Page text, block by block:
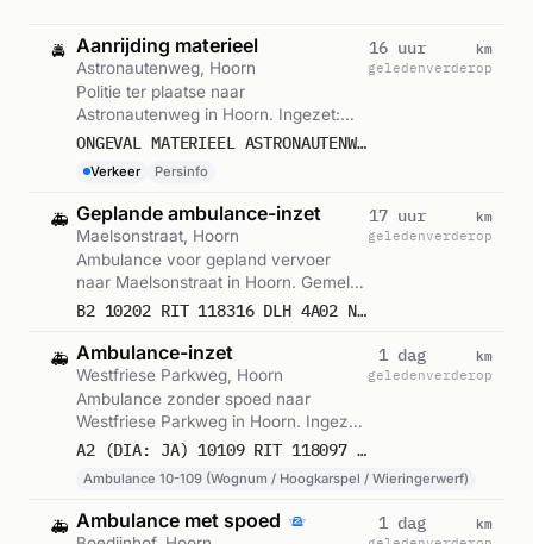
🚔 Aanrijding materieel
Astronautenweg, Hoorn
Politie ter plaatse naar
Astronautenweg in Hoorn. Ingezet:
Persinfo. Gemeld om 15:45.
ONGEVAL MATERIEEL ASTRONAUTENWEG HOORN NH
Verkeer Persinfo
16 uur
geleden
km
verderop
🚑 Geplande ambulance-inzet
Maelsonstraat, Hoorn
Ambulance voor gepland vervoer
naar Maelsonstraat in Hoorn. Gemeld
om 14:58.
B2 10202 RIT 118316 DLH 4A02 NEUROLOGIE MAELSONSTRAAT HOORN NH
17 uur
geleden
km
verderop
🚑 Ambulance-inzet
Westfriese Parkweg, Hoorn
Ambulance zonder spoed naar
Westfriese Parkweg in Hoorn. Ingezet:
Ambulance 10-109 (Wognum /
om 05:56.
A2 (DIA: JA) 10109 RIT 118097 VAN DER VALK HOTEL HOORN WESTFRIESE PARKWEG HOORN NH
Ambulance 10-109 (Wognum / Hoogkarspel / Wieringerwerf)
1 dag
geleden
km
verderop
🚑 Ambulance met spoed 1 dag km